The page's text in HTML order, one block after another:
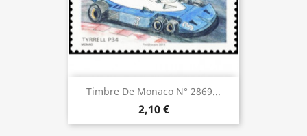
Timbre De Monaco N° 2869...
2,10 €